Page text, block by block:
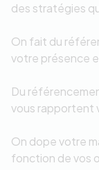
des stratégies
On fait du
votre présence
Du
vous rapportent
On dope votre
fonction de vos